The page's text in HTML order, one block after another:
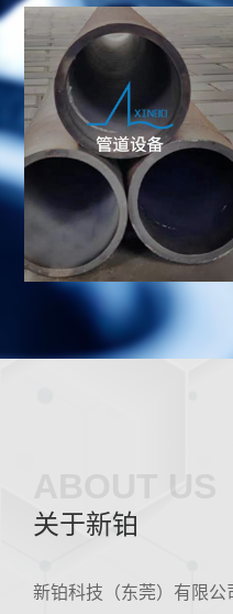
ABOUT US
关于新铂
新铂科技（东莞）有限